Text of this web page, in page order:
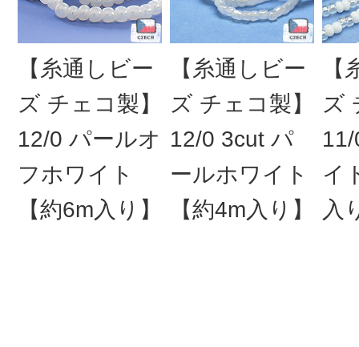
【糸通しビー
ズ チェコ製】
12/0 パールオ
フホワイト
【約6m入り】
【糸通しビー
ズ チェコ製】
12/0 3cut パ
ールホワイト
【約4m入り】
ズ
イ
入